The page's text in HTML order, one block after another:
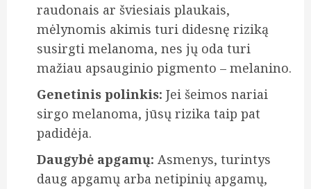
raudonais ar šviesiais plaukais,
mėlynomis akimis turi didesnę riziką
susirgti melanoma, nes jų oda turi
mažiau apsauginio pigmento – melanino.
Genetinis polinkis: Jei šeimos nariai
sirgo melanoma, jūsų rizika taip pat
padidėja.
Daugybė apgamų: Asmenys, turintys
daug apgamų arba netipinių apgamų,